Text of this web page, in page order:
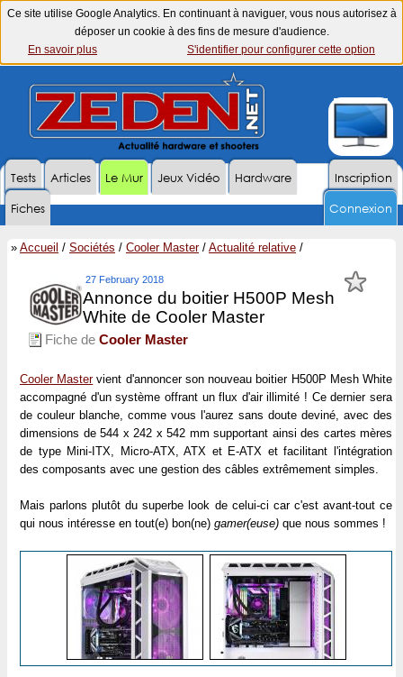
Ce site utilise Google Analytics. En continuant à naviguer, vous nous autorisez à
déposer un cookie à des fins de mesure d'audience.
En savoir plus
S'identifier pour configurer cette option
Inscription
Tests Articles Le Mur Jeux Vidéo
Hardware
Fiches
Connexion
» Accueil / Sociétés / Cooler Master/ Actualité relative /
27 February 2018
Annonce du boitier H500P Mesh
White de Cooler Master
Fiche de Cooler Master
Cooler Mastervient d'annoncer son nouveau boitier H500P Mesh White
accompagné d'un système offrant un flux d'air illimité ! Ce dernier sera
de couleur blanche, comme vous l'aurez sans doute deviné, avec des
dimensions de 544 x 242 x 542 mm supportant ainsi des cartes mères
de type Mini-ITX, Micro-ATX, ATX et E-ATX et facilitant l'intégration
des composants avec une gestion des câbles extrêmement simples.
Mais parlons plutôt du superbe look de celui-ci car c'est avant-tout ce
qui nous intéresse en tout(e) bon(ne) gamer(euse) que nous sommes !